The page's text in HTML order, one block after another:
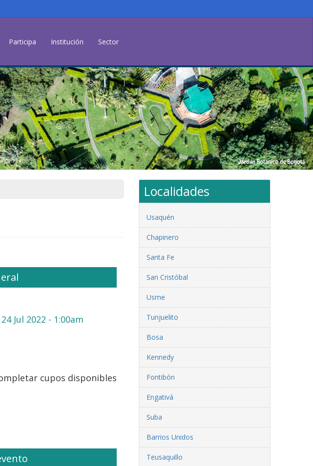
Participa Institución Sector
24 Jul 2022 - 1:00am
cupos disponibles
Localidades
Usaquén
Chapinero
Santa Fe
San Cristóbal
Usme
Tunjuelito
Bosa
Kennedy
Fontibón
Engativá
Suba
Barrios Unidos
Teusaquillo